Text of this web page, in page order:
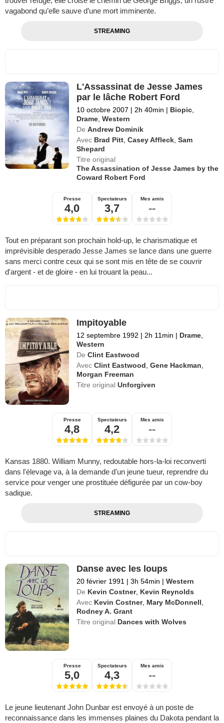
vagabond qu’elle sauve d’une mort imminente.
STREAMING
L'Assassinat de Jesse James
par le lâche Robert Ford
10 octobre 2007 | 2h 40min | Biopic,
Drame,Western
De Andrew Dominik
Avec Brad Pitt,Casey Affleck,Sam
Shepard
Titre original
The Assassination of Jesse James by the
Coward Robert Ford
Presse
4,0
Spectateurs
3,7
Mes amis
--
Tout en préparant son prochain hold-up, le charismatique et
imprévisible desperado Jesse James se lance dans une guerre
sans merci contre ceux qui se sont mis en tête de se couvrir
d'argent - et de gloire - en lui trouant la peau...
Impitoyable
12 septembre 1992 | 2h 11min | Drame,
Western
De Clint Eastwood
Avec Clint Eastwood,Gene Hackman,
Morgan Freeman
Titre originalUnforgiven
Presse
4,8
Spectateurs
4,2
Mes amis
--
Kansas 1880. William Munny, redoutable hors-la-loi reconverti
dans l'élevage va, à la demande d'un jeune tueur, reprendre du
service pour venger une prostituée défigurée par un cow-boy
sadique.
STREAMING
Danse avec les loups
20 février 1991 | 3h 54min | Western
De Kevin Costner, Kevin Reynolds
Avec Kevin Costner, Mary McDonnell,
Rodney A. Grant
Titre original Dances with Wolves
Presse
5,0
Spectateurs
4,3
Mes amis
--
Le jeune lieutenant John Dunbar est envoyé à un poste de
reconnaissance dans les immenses plaines du Dakota pendant la